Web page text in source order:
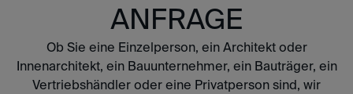
ANFRAGE
Ob Sie eine Einzelperson, ein Architekt oder
Innenarchitekt, ein Bauunternehmer, ein Bauträger, ein
Vertriebshändler oder eine Privatperson sind, wir